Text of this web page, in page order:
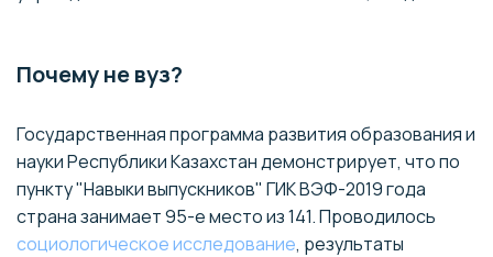
Почему не вуз?
Государственная программа развития образования и
науки Республики Казахстан демонстрирует, что по
пункту "Навыки выпускников" ГИК ВЭФ-2019 года
страна занимает 95-е место из 141. Проводилось
социологическое исследование, результаты